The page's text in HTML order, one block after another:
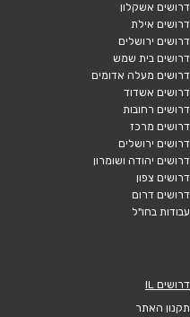
דרושים אשקלון
דרושים אילת
דרושים ירושלים
דרושים בית שמש
דרושים מעלה אדומים
דרושים אשדוד
דרושים רחובות
דרושים מרכז
דרושים ירושלים
דרושים יהודה ושומרון
דרושים צפון
דרושים דרום
עבודות בחו"ל
דרושים IL
תקנון האתר